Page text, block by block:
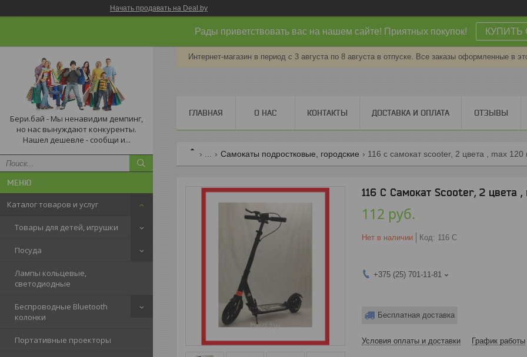
Начать продавать на Deal.by
Рады приветствовать вас на нашем сайте! Приятных покупок! КУПИТЬ
Бери.бай - Мы ненавидим демпинг,
но нас вынуждают конкуренты.
Нашел дешевле - сообщи и...
Каталог товаров и услуг
Товары для детей, игрушки
Посуда
Лампы кольцевые,
светодиодные
Беспроводные Bluetooth
колонки
Портативные проекторы
Интернет-магазин в период с 3 августа по 8 августа в отпуске. Все заказы оформленные в
ГЛАВНАЯ О НАС КОНТАКТЫ ДОСТАВКА И ОПЛАТА ОТЗЫВЫ
Самокаты подростковые, городские 116 с самокат scooter, 2 цвета , max 120
116 С Самокат Scooter, 2 цвета ,
112 руб.
Нет в наличии Код: 116 С
+375 (25) 701-11-81
Бесплатная доставка
Условия оплаты и доставки График работы